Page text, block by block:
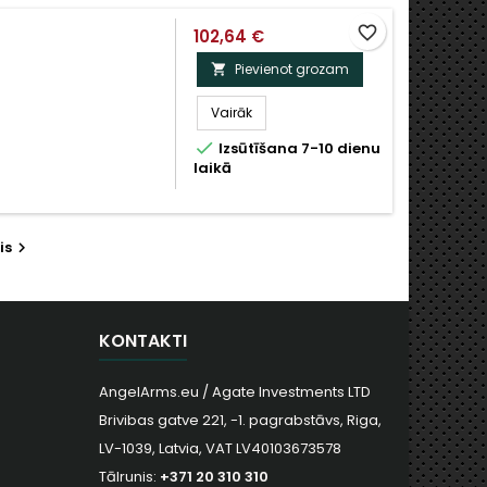
102,64 €
 Pievienot grozam
Vairāk
 Izsūtīšana 7-10 dienu
laikā
favorite_border

KONTAKTI
AngelArms.eu / Agate Investments LTD
Brivibas gatve 221, -1. pagrabstāvs, Riga,
LV-1039, Latvia, VAT LV40103673578
Tālrunis: +371 20 310 310